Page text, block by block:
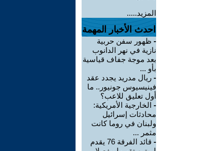
المزيد.....
احدث الأخبار المهمة
- ظهور سفن حربية
نازية في نهر الدانوب
بعد موجة جفاف قياسية
بأو ...
- ريال مدريد يجدد عقد
فينيسيوس جونيور.. ما
أول تعليق للاعب؟
- الخارجية الأمريكية:
محادثات إسرائيل
ولبنان في روما كانت
مثمر ...
-
قائد الفرقة 76 يقدم